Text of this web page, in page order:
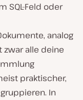
SQL-Feld oder
analog
zwar alle deine
praktischer,
In